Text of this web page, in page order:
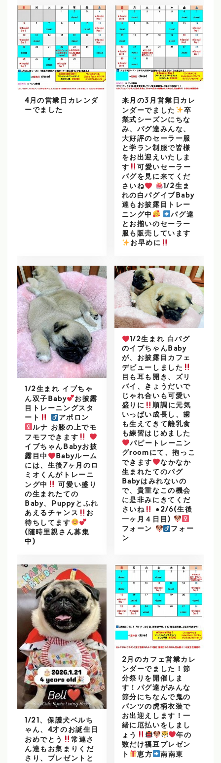
4月の営業日カレンダ
ーでました
来月の3月営業日カレ
ンダーでました
️卒
業式シーズンにちな
み、パグ達みんな、
大好評のセーラー服
と学ラン制服で皆様
をお出迎えいたしま
す
可愛いセーラー
パグを見に来てくだ
さいね
1/2生ま
れの白パグイブBaby
達もお披露目トレー
ニング中
パグ達
とお揃いのセーラー
服も販売しています
お早めに
1/2生まれ イブちゃ
ん双子Baby
お披露
目トレーニングスタ
ート
アポロン
ルナ お膝の上でモ
フモフできます
イブちゃんBabyお披
露目中
Babyルーム
には、生後7ヶ月のロ
ミオくんがトレーニ
ング中
可愛い盛り
の生まれたての
Baby、Puppyとふれ
あえるチャンス
お
待ちしてます
(随時里親さん募集
中)
1/2生まれ 白パグ
のイブちゃんBaby
が、お披露目カフェ
デビューしました
目も耳も開き、ズリ
バイ、きょうだいで
じゃれ合いも可愛い
盛りに
順調に元気
いっぱい成長し、歯
も生えてきて離乳食
も練習はじめました
パピートレーニン
グroomにて、抱っこ
できます
なかなか
生まれたてのパグ
Babyはみれないの
で、貴重なこの機会
に是非みにきてくだ
さいね
●2/6(生後
一ヶ月４日目)
フォーン
フォー
ン
1/21、保護犬ベルち
ゃん、4才のお誕生日
おめでとう
常連さ
ん達もお集まりくだ
さり、プレゼントと
2月のカフェ営業カレ
ンダーでました！節
分祭りを開催しま
す！パグ達がみんな
節分にちなんで鬼の
パンツの虎柄衣装で
お出迎えします！一
緒に厄払いをしまし
ょう
年の
数だけ福豆プレゼン
ト
恵方 南南東